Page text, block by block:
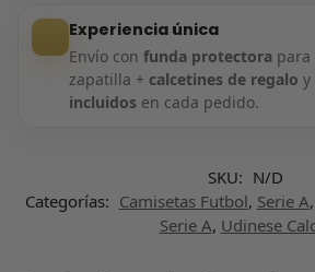
Experiencia única
Envío con funda protectorapara
zapatilla + calcetines de regalo y
incluidos en cada pedido.
SKU: N/D
Categorías: Camisetas Futbol, Serie A,
Serie A, Udinese